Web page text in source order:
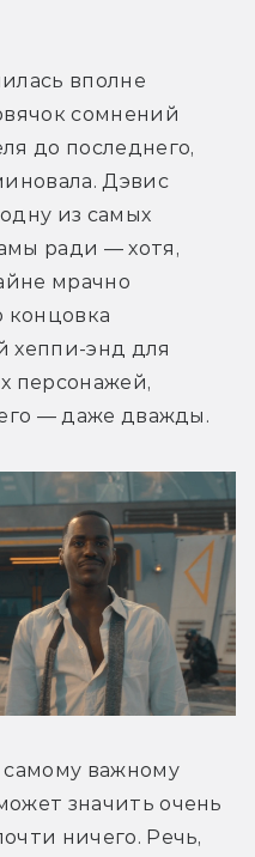
вполне
сомнений
до последнего,
Дэвис
из самых
ради — хотя,
мрачно
концовка
хеппи-энд для
персонажей,
— даже дважды.
самому важному
значить очень
ничего. Речь,